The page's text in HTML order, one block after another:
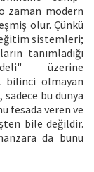
zaman modern
olur. Çünkü
sistemleri;
tanımladığı
üzerine
bilinci olmayan
sadece bu dünya
fesada veren ve
bile değildir.
da bunu